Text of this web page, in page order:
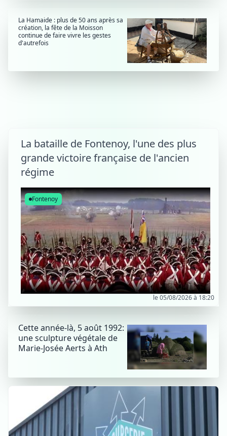
La Hamaide : plus de 50 ans après sa
création, la fête de la Moisson
continue de faire vivre les gestes
d'autrefois
La bataille de Fontenoy, l'une des plus
grande victoire française de l'ancien
régime
le 05/08/2026 à 18:20
Fontenoy
Cette année-là, 5 août 1992:
une sculpture végétale de
Marie-Josée Aerts à Ath